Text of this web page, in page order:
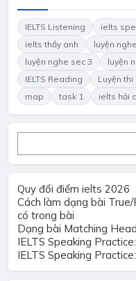
IELTS Listening ielts
ielts thầy anh
luyện
luyện nghe sec 3
luyện
IELTS Reading
Luyện
map
task 1 ielts hải
Quy đổi điểm ielts 2026
Cách làm dạng bài
có trong bài
Dạng bài Matching
IELTS Speaking
IELTS Speaking